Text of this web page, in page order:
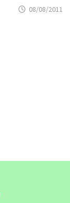
08/08/2011